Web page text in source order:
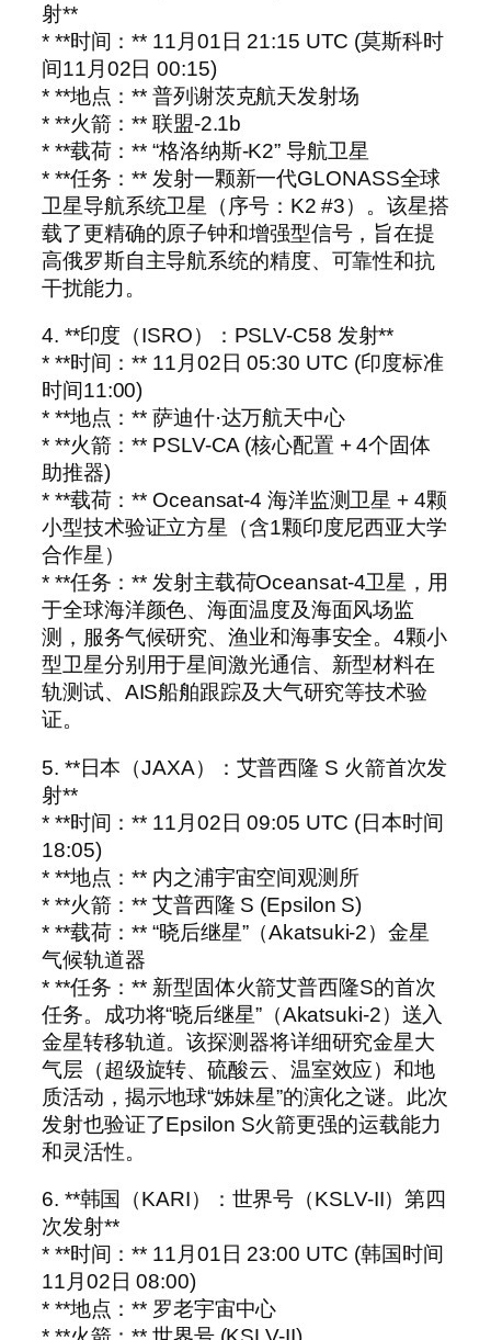
射**
* **时间：** 11月01日 21:15 UTC (莫斯科时
间11月02日 00:15)
* **地点：** 普列谢茨克航天发射场
* **火箭：** 联盟-2.1b
* **载荷：** “格洛纳斯-K2” 导航卫星
* **任务：** 发射一颗新一代GLONASS全球
卫星导航系统卫星（序号：K2 #3）。该星搭
载了更精确的原子钟和增强型信号，旨在提
高俄罗斯自主导航系统的精度、可靠性和抗
干扰能力。
4. **印度（ISRO）：PSLV-C58 发射**
* **时间：** 11月02日 05:30 UTC (印度标准
时间11:00)
* **地点：** 萨迪什·达万航天中心
* **火箭：** PSLV-CA (核心配置 + 4个固体
助推器)
* **载荷：** Oceansat-4 海洋监测卫星 + 4颗
小型技术验证立方星（含1颗印度尼西亚大学
合作星）
* **任务：** 发射主载荷Oceansat-4卫星，用
于全球海洋颜色、海面温度及海面风场监
测，服务气候研究、渔业和海事安全。4颗小
型卫星分别用于星间激光通信、新型材料在
轨测试、AIS船舶跟踪及大气研究等技术验
证。
5. **日本（JAXA）：艾普西隆 S 火箭首次发
射**
* **时间：** 11月02日 09:05 UTC (日本时间
18:05)
* **地点：** 内之浦宇宙空间观测所
* **火箭：** 艾普西隆 S (Epsilon S)
* **载荷：** “晓后继星”（Akatsuki-2）金星
气候轨道器
* **任务：** 新型固体火箭艾普西隆S的首次
任务。成功将“晓后继星”（Akatsuki-2）送入
金星转移轨道。该探测器将详细研究金星大
气层（超级旋转、硫酸云、温室效应）和地
质活动，揭示地球“姊妹星”的演化之谜。此次
发射也验证了Epsilon S火箭更强的运载能力
和灵活性。
6. **韩国（KARI）：世界号（KSLV-II）第四
次发射**
* **时间：** 11月01日 23:00 UTC (韩国时间
11月02日 08:00)
* **地点：** 罗老宇宙中心